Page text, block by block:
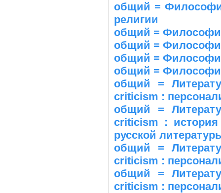
общий =
религии
общий =
общий =
общий =
общий =
общий =
criticism :
общий =
criticism :
русской
общий =
criticism :
общий =
criticism :